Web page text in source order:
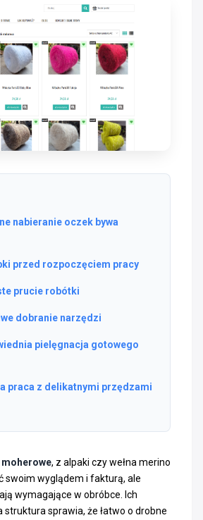
nabieranie oczek bywa
przed rozpoczęciem pracy
prucie robótki
dobranie narzędzi
pielęgnacja gotowego
praca z delikatnymi przędzami
moherowe, z alpaki czy wełna merino
swoim wyglądem i fakturą, ale
wymagające w obróbce. Ich
struktura sprawia, że łatwo o drobne